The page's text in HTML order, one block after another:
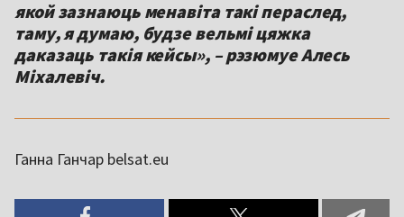
якой зазнаюць менавіта такі пераслед,
таму, я думаю, будзе вельмі цяжка
даказаць такія кейсы», – рэзюмуе Алесь
Міхалевіч.
Ганна Ганчар belsat.eu